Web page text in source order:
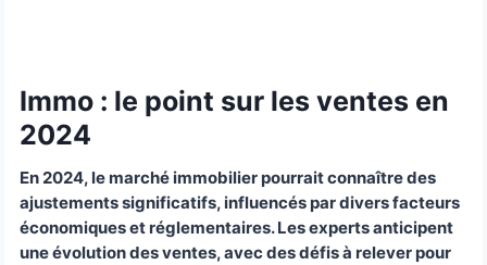
Immo : le point sur les ventes en
2024
En 2024, le marché immobilier pourrait connaître des
ajustements significatifs, influencés par divers facteurs
économiques et réglementaires. Les experts anticipent
une évolution des ventes, avec des défis à relever pour